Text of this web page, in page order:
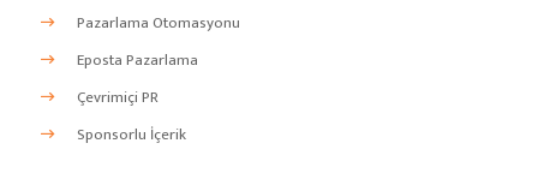
Pazarlama Otomasyonu
Eposta Pazarlama
Çevrimiçi PR
Sponsorlu İçerik